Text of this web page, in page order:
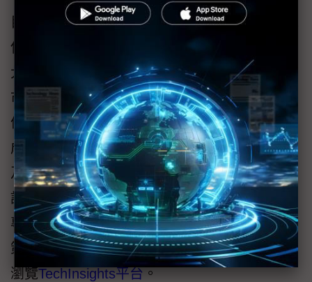
目前，已有超過650家公司及85,000名用戶選擇
使用TechInsights平台，這款平台不僅是全球最
大的垂直整合型半導體產業逆向工程、拆解和
市場分析平台，更涵蓋了詳盡的電路分析、影
像資料、半導體製程、設備拆解案例、插圖、
成本與訂價資訊、市場預測、深度市場分析以
及專家權威評論。TechInsights的客戶群囊括了
許多頂尖科技公司，他們都依賴TechInsights的
專業分析，更迅速且自信地做出明智的商業決
策、設計決策及產品決策。如需更多資訊，請
瀏覽TechInsights平台 。